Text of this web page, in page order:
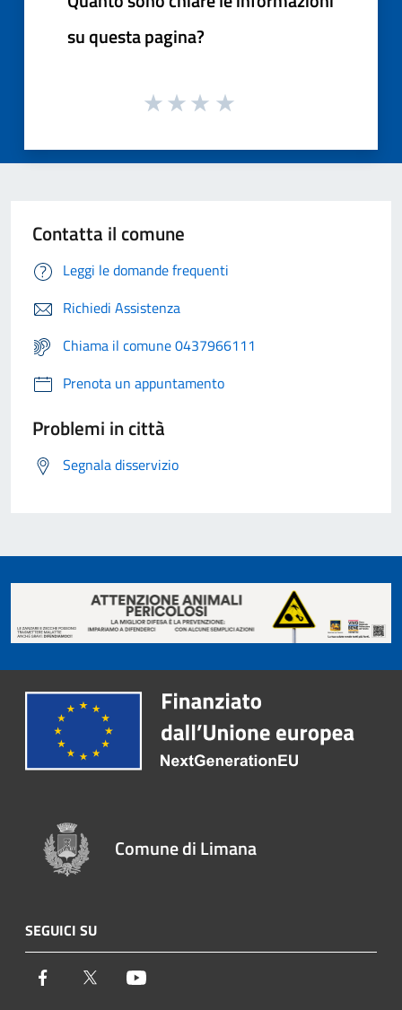
su questa pagina?
Contatta il comune
Leggi le domande frequenti
Richiedi Assistenza
Chiama il comune 0437966111
Prenota un appuntamento
Problemi in città
Segnala disservizio
Comune di Limana
SEGUICI SU
Facebook Twitter